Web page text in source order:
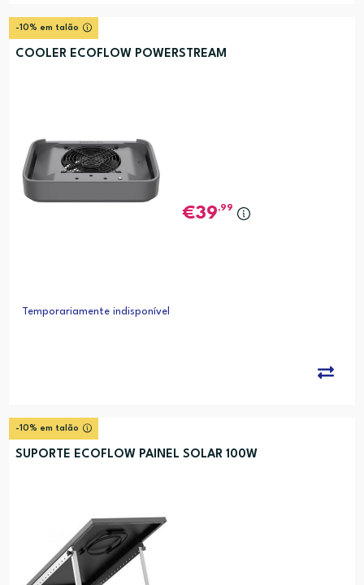
-10% em talão
COOLER ECOFLOW POWERSTREAM
39,99
Temporariamente indisponível
-10% em talão
SUPORTE ECOFLOW PAINEL SOLAR 100W